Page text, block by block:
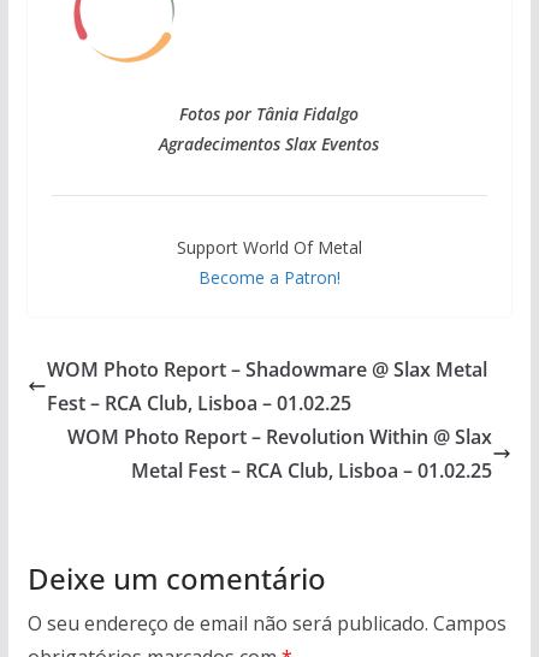
Fotos por Tânia Fidalgo
Agradecimentos Slax Eventos
Support World Of Metal
Become a Patron!
WOM Photo Report – Shadowmare @ Slax Metal
Fest – RCA Club, Lisboa – 01.02.25
WOM Photo Report – Revolution Within @ Slax
Metal Fest – RCA Club, Lisboa – 01.02.25
Deixe um comentário
O seu endereço de email não será publicado. Campos